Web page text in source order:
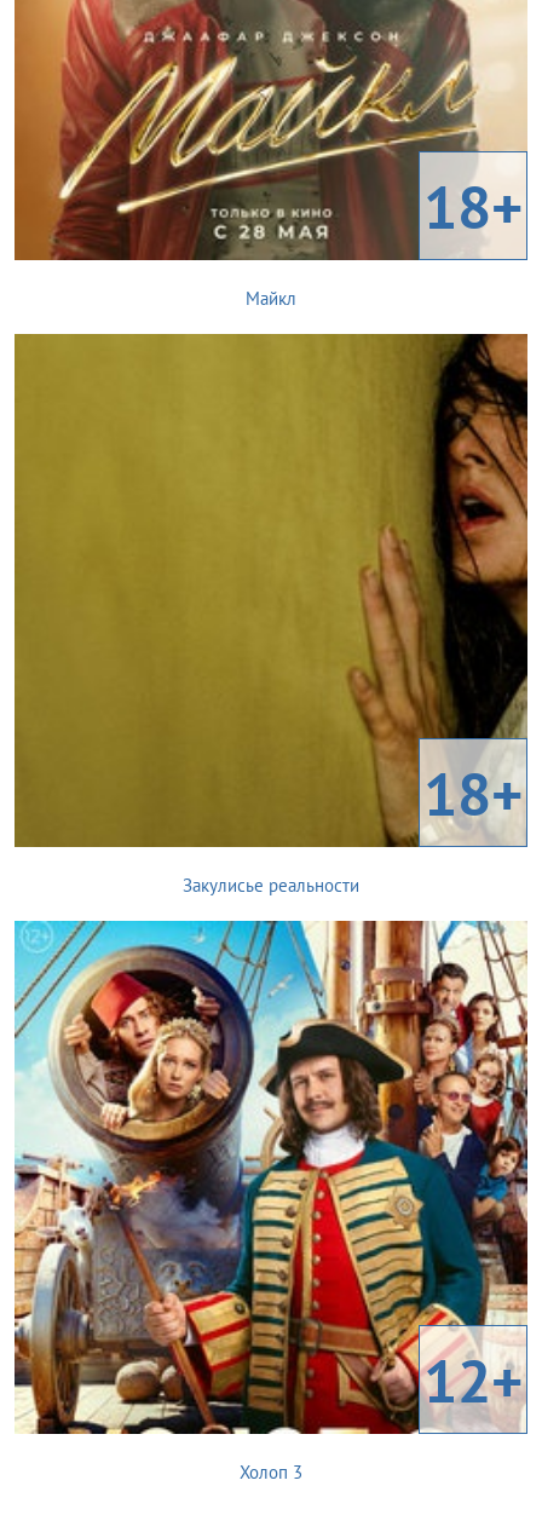
18+
Майкл
18+
Закулисье реальности
12+
Холоп 3